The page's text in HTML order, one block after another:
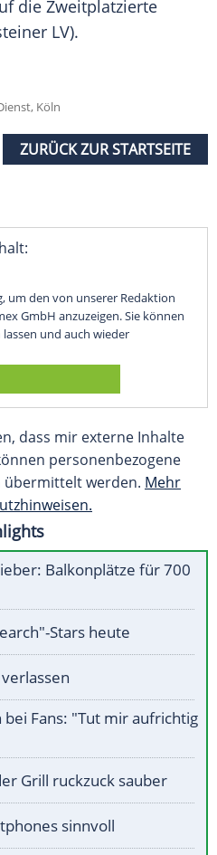
die Zweitplatzierte
LV).
Köln
ZURÜCK ZUR STARTSEITE
um den von unserer Redaktion
GmbH anzuzeigen. Sie können
und auch wieder
dass mir externe Inhalte
personenbezogene
werden. Mehr
Balkonplätze für 700
Stars heute
bei Fans: "Tut mir aufrichtig
Grill ruckzuck sauber
sinnvoll